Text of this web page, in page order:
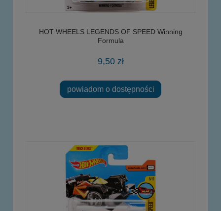
HOT WHEELS LEGENDS OF SPEED Winning
Formula
9,50 zł
powiadom o dostępności